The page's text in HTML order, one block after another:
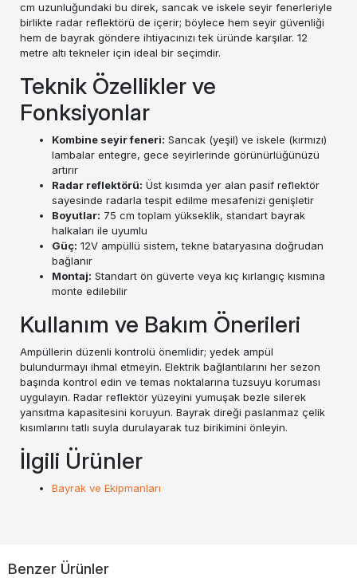
cm uzunluğundaki bu direk, sancak ve iskele seyir fenerleriyle
birlikte radar reflektörü de içerir; böylece hem seyir güvenliği
hem de bayrak göndere ihtiyacınızı tek üründe karşılar. 12
metre altı tekneler için ideal bir seçimdir.
Teknik Özellikler ve
Fonksiyonlar
Kombine seyir feneri: Sancak (yeşil) ve iskele (kırmızı)
lambalar entegre, gece seyirlerinde görünürlüğünüzü
artırır
Radar reflektörü: Üst kısımda yer alan pasif reflektör
sayesinde radarla tespit edilme mesafenizi genişletir
Boyutlar: 75 cm toplam yükseklik, standart bayrak
halkaları ile uyumlu
Güç: 12V ampüllü sistem, tekne bataryasına doğrudan
bağlanır
Montaj: Standart ön güverte veya kıç kırlangıç kısmına
monte edilebilir
Kullanım ve Bakım Önerileri
Ampüllerin düzenli kontrolü önemlidir; yedek ampül
bulundurmayı ihmal etmeyin. Elektrik bağlantılarını her sezon
başında kontrol edin ve temas noktalarına tuzsuyu koruması
uygulayın. Radar reflektör yüzeyini yumuşak bezle silerek
yansıtma kapasitesini koruyun. Bayrak direği paslanmaz çelik
kısımlarını tatlı suyla durulayarak tuz birikimini önleyin.
İlgili Ürünler
Bayrak ve Ekipmanları
Benzer Ürünler